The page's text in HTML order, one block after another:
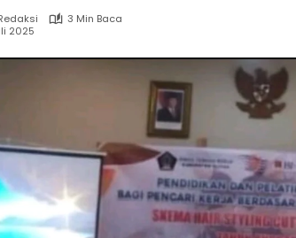
3 Min Baca
2025